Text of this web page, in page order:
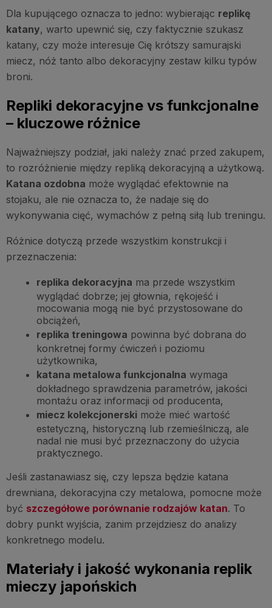
Dla kupującego oznacza to jedno: wybierając replikę
katany, warto upewnić się, czy faktycznie szukasz
katany, czy może interesuje Cię krótszy samurajski
miecz, nóż tanto albo dekoracyjny zestaw kilku typów
broni.
Repliki dekoracyjne vs funkcjonalne
– kluczowe różnice
Najważniejszy podział, jaki należy znać przed zakupem,
to rozróżnienie między repliką dekoracyjną a użytkową.
Katana ozdobna może wyglądać efektownie na
stojaku, ale nie oznacza to, że nadaje się do
wykonywania cięć, wymachów z pełną siłą lub treningu.
Różnice dotyczą przede wszystkim konstrukcji i
przeznaczenia:
replika dekoracyjna ma przede wszystkim
wyglądać dobrze; jej głownia, rękojeść i
mocowania mogą nie być przystosowane do
obciążeń,
replika treningowa powinna być dobrana do
konkretnej formy ćwiczeń i poziomu
użytkownika,
katana metalowa funkcjonalna wymaga
dokładnego sprawdzenia parametrów, jakości
montażu oraz informacji od producenta,
miecz kolekcjonerski może mieć wartość
estetyczną, historyczną lub rzemieślniczą, ale
nadal nie musi być przeznaczony do użycia
praktycznego.
Jeśli zastanawiasz się, czy lepsza będzie katana
drewniana, dekoracyjna czy metalowa, pomocne może
być szczegółowe porównanie rodzajów katan. To
dobry punkt wyjścia, zanim przejdziesz do analizy
konkretnego modelu.
Materiały i jakość wykonania replik
mieczy japońskich